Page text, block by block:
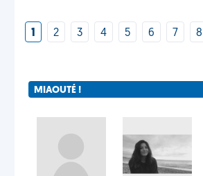
1 2 3 4 5 6 7 8
MIAOUTÉ !